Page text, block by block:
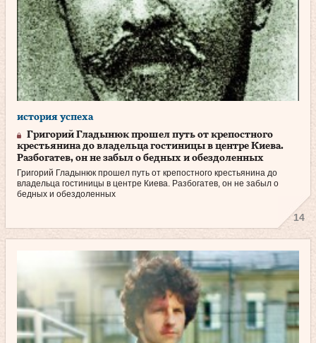
история успеха
Григорий Гладынюк прошел путь от крепостного
крестьянина до владельца гостиницы в центре Киева.
Разбогатев, он не забыл о бедных и обездоленных
Григорий Гладынюк прошел путь от крепостного крестьянина до
владельца гостиницы в центре Киева. Разбогатев, он не забыл о
бедных и обездоленных
14